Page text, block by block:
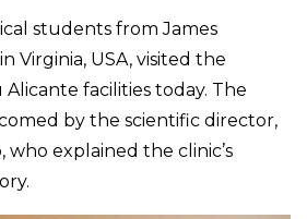
students from James
Virginia, USA, visited the
facilities today. The
by the scientific director,
who explained the clinic’s